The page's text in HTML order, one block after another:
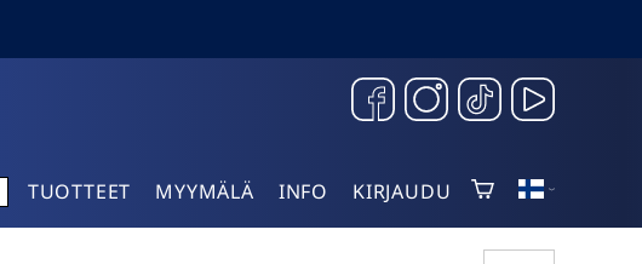
TUOTTEET MYYMÄLÄ INFO KIRJAUDU